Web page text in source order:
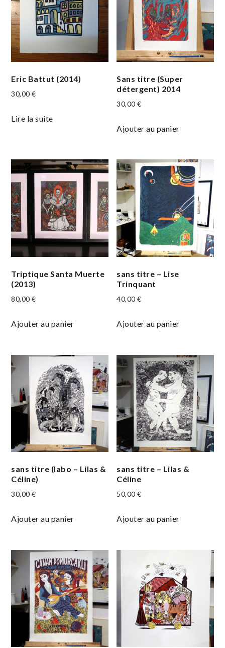
Eric Battut (2014)
30,00€
Lire la suite
Sans titre (Super
détergent) 2014
30,00€
Ajouter au panier
Triptique Santa Muerte
(2013)
80,00€
Ajouter au panier
sans titre – Lise
Trinquant
40,00€
Ajouter au panier
sans titre (labo – Lilas &
Céline)
30,00€
Ajouter au panier
sans titre – Lilas &
Céline
50,00€
Ajouter au panier